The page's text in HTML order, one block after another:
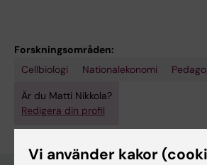
Forskningsområden:
Cellbiologi
Nationalekonomi
Är du Matti Nikkola?
Redigera din profil
Vi använder kakor